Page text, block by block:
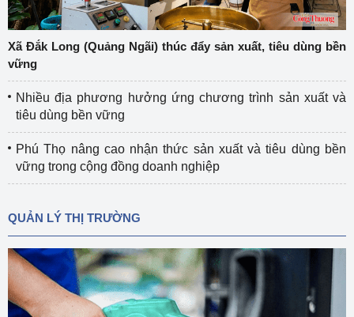
Xã Đắk Long (Quảng Ngãi) thúc đẩy sản xuất, tiêu dùng bền
vững
Nhiều địa phương hưởng ứng chương trình sản xuất và
tiêu dùng bền vững
Phú Thọ nâng cao nhận thức sản xuất và tiêu dùng bền
vững trong cộng đồng doanh nghiệp
QUẢN LÝ THỊ TRƯỜNG